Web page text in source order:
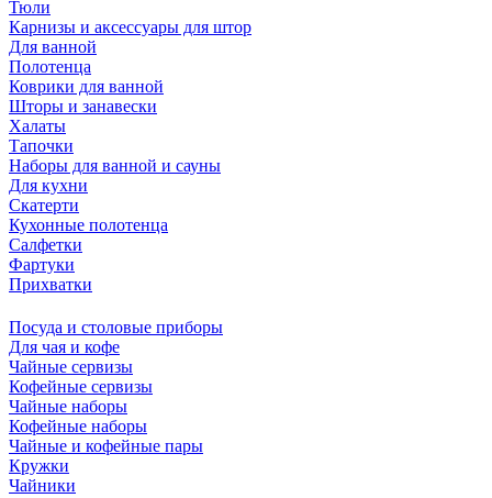
Тюли
Карнизы и аксессуары для штор
Для ванной
Полотенца
Коврики для ванной
Шторы и занавески
Халаты
Тапочки
Наборы для ванной и сауны
Для кухни
Скатерти
Кухонные полотенца
Салфетки
Фартуки
Прихватки
Посуда и столовые приборы
Для чая и кофе
Чайные сервизы
Кофейные сервизы
Чайные наборы
Кофейные наборы
Чайные и кофейные пары
Кружки
Чайники